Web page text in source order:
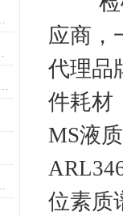
应商，
代理品
件耗材
MS液
位素质